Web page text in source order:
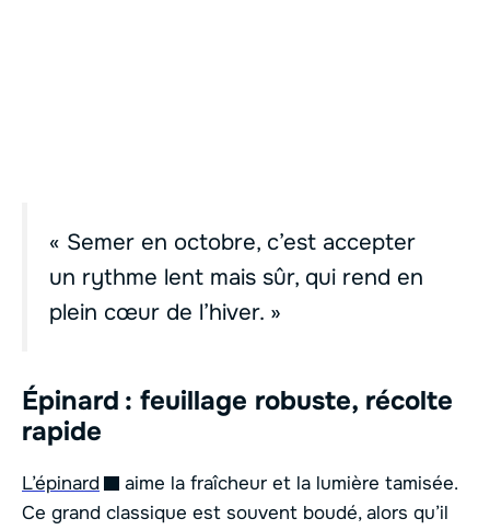
« Semer en octobre, c’est accepter
un rythme lent mais sûr, qui rend en
plein cœur de l’hiver. »
Épinard : feuillage robuste, récolte
rapide
L’épinard
aime la fraîcheur et la lumière tamisée.
Ce grand classique est souvent boudé, alors qu’il